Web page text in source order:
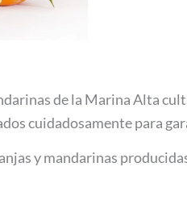
de la Marina Alta
cuidadosamente para
y mandarinas